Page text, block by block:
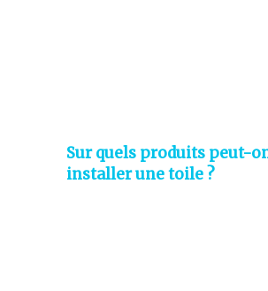
Sur quels produits peut-
installer une toile ?